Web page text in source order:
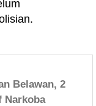
Belawan, 2
Narkoba